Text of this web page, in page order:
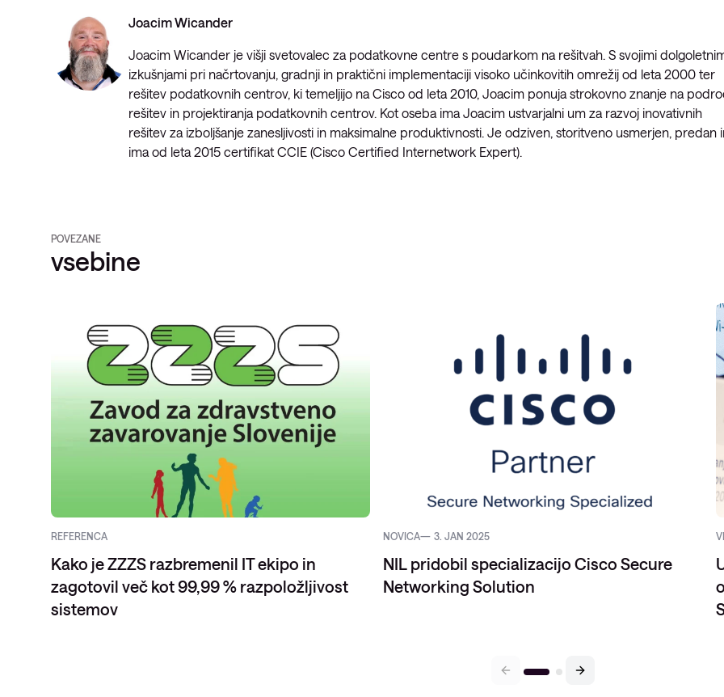
Joacim Wicander
Joacim Wicander je višji svetovalec za podatkovne centre s poudarkom na rešitvah. S svojimi
izkušnjami pri načrtovanju, gradnji in praktični implementaciji visoko učinkovitih omrežij od leta 2000 ter
rešitev podatkovnih centrov, ki temeljijo na Cisco od leta 2010, Joacim ponuja strokovno znanje na
rešitev in projektiranja podatkovnih centrov. Kot oseba ima Joacim ustvarjalni um za razvoj inovativnih
rešitev za izboljšanje zanesljivosti in maksimalne produktivnosti. Je odziven, storitveno usmerjen, predan
ima od leta 2015 certifikat CCIE (Cisco Certified Internetwork Expert).
POVEZANE
vsebine
REFERENCA
Kako je ZZZS razbremenil IT ekipo in
zagotovil več kot 99,99 % razpoložljivost
sistemov
NOVICA 3. JAN 2025
NIL pridobil specializacijo Cisco Secure
Networking Solution